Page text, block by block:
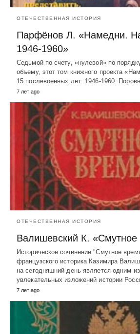
ОТЕЧЕСТВЕННАЯ ИСТОРИЯ
Парфёнов Л. «Намедни.
1946-1960»
Седьмой по счету, «нулевой» по
объему, этот том книжного проекта
15 послевоенных лет: 1946-1960.
7 лет ago
ОТЕЧЕСТВЕННАЯ ИСТОРИЯ
Валишевский К. «Смутное
Историческое сочинение "Смутное
французского историка Казимира
на сегодняшний день является одним
увлекательных изложений истории
7 лет ago